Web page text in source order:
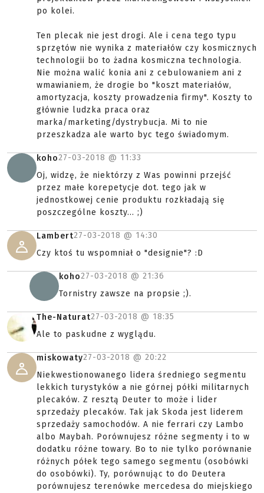
po kolei.
Ten plecak nie jest drogi. Ale i cena tego typu
sprzętów nie wynika z materiałów czy kosmicznych
technologii bo to żadna kosmiczna technologia.
Nie można walić konia ani z cebulowaniem ani z
wmawianiem, że drogie bo "koszt materiałów,
amortyzacja, koszty prowadzenia firmy". Koszty to
głównie ludzka praca oraz
marka/marketing/dystrybucja. Mi to nie
przeszkadza ale warto byc tego świadomym.
koho27-03-2018 @ 11:33
Oj, widzę, że niektórzy z Was powinni przejść
przez małe korepetycje dot. tego jak w
jednostkowej cenie produktu rozkładają się
poszczególne koszty... ;)
Lambert27-03-2018 @ 14:30
Czy ktoś tu wspomniał o "designie"? :D
koho27-03-2018 @ 21:36
Tornistry zawsze na propsie ;).
The-Naturat27-03-2018 @ 18:35
Ale to paskudne z wyglądu.
miskowaty27-03-2018 @ 20:22
Niekwestionowanego lidera średniego segmentu
lekkich turystyków a nie górnej półki militarnych
plecaków. Z resztą Deuter to może i lider
sprzedaży plecaków. Tak jak Skoda jest liderem
sprzedaży samochodów. A nie ferrari czy Lambo
albo Maybah. Porównujesz różne segmenty i to w
dodatku różne towary. Bo to nie tylko porównanie
różnych półek tego samego segmentu (osobówki
do osobówki). Ty, porównując to do Deutera
porównujesz terenówke mercedesa do miejskiego